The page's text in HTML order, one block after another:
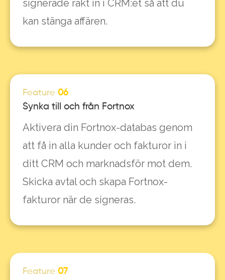
signerade rakt in i CRM:et så att du
kan stänga affären.
Feature 06
Synka till och från Fortnox
Aktivera din Fortnox-databas genom
att få in alla kunder och fakturor in i
ditt CRM och marknadsför mot dem.
Skicka avtal och skapa Fortnox-
fakturor när de signeras.
Feature 07